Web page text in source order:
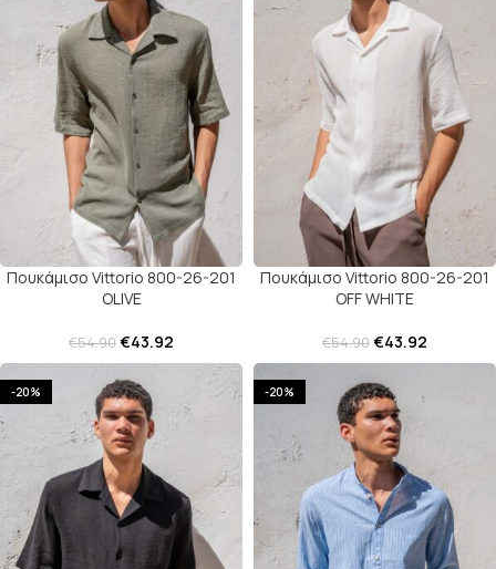
Πουκάμισο Vittorio 800-26-201
OLIVE
€54.90€43.92
Πουκάμισο Vittorio 800-26-201
OFF WHITE
€54.90€43.92
-20% -20%